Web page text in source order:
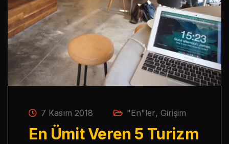
7 Kasım 2018 "En"ler, Girişim
En Ümit Veren 5 Turizm